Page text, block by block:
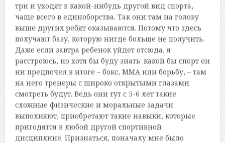
три и уходят в какой-нибудь другой вид спорта,
чаще всего в единоборства. Так они там на голову
выше других ребят оказываются. Потому что здесь
получают базу, которую нигде больше не получить.
Даже если завтра ребенок уйдет отсюда, я
расстроюсь, но хотя бы буду знать: какой бы спорт он
ни предпочел в итоге – бокс, ММА или борьбу, – там
на него тренеры с широко открытыми глазами
смотреть будут. Ведь они тут с 5-6 лет такие
сложные физические и моральные задачи
выполняют, приобретают такие навыки, которые
пригодятся в любой другой спортивной
дисциплине. Признаться, поначалу мне было